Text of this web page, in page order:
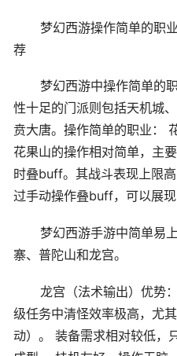
梦幻西游操作简单的职
荐
梦幻西游中操作简单的
性十足的门派则包括天机城
贲大唐。操作简单的职业：
花果山的操作相对简单，主
时叠buff。其战斗表现上限
过手动操作叠buff，可以展现
梦幻西游手游中简单易
寨、普陀山和龙宫。
龙宫（法术输出）优势
级任务中清怪效率极高，尤
动）。 装备需求相对较低，